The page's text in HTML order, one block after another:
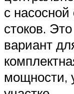
с
стоков.
вариант
мощности,